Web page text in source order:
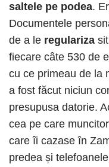
saltele pe podea.
Documentele
de a le regulariza
fiecare câte 530 de
cu ce primeau de la
a fost făcut niciun
presupusa datorie.
cea pe care
care îi cazase în
predea și